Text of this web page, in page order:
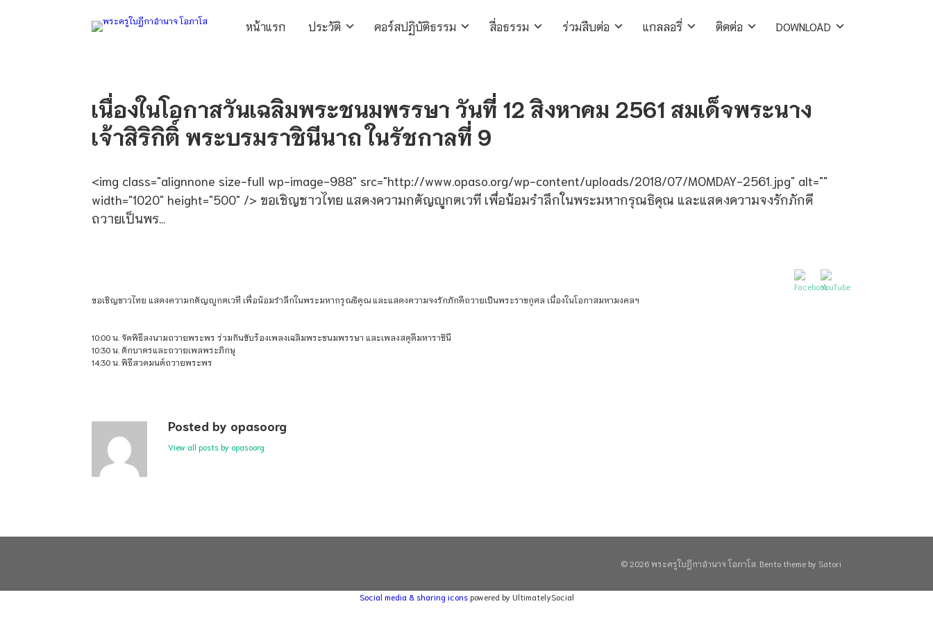
หน้าแรก ประวัติ คอร์สปฏิบัติธรรม สื่อธรรม ร่วมสืบต่อ แกลลอรี่ ติดต่อ DOWNLOAD
เนื่องในโอกาสวันเฉลิมพระชนมพรรษา วันที่ 12 สิงหาคม 2561 สมเด็จพระนาง
เจ้าสิริกิติ์ พระบรมราชินีนาถ ในรัชกาลที่ 9
<img class="alignnone size-full wp-image-988" src="http://www.opaso.org/wp-content/uploads/2018/07/MOMDAY-2561.jpg" alt=""
width="1020" height="500" /> ขอเชิญชาวไทย แสดงความกตัญญูกตเวที เพื่อน้อมรำลึกในพระมหากรุณธิคุณ และแสดงความจงรักภักดี
ถวายเป็นพร...
ขอเชิญชาวไทย แสดงความกตัญญูกตเวที เพื่อน้อมรำลึกในพระมหากรุณธิคุณ และแสดงความจงรักภักดีถวายเป็นพระราชกุศล เนื่องในโอกาสมหามงคลฯ
10:00 น. จัดพิธีลงนามถวายพระพร ร่วมกันขับร้องเพลงเฉลิมพระชนมพรรษา และเพลงสดุดีมหาราชินี
10:30 น. ตักบาตรและถวายเพลพระภิกษุ
14:30 น. พิธีสวดมนต์ถวายพระพร
Posted by opasoorg
View all posts by opasoorg
© 2026 พระครูใบฎีกาอำนาจ โอภาโส. Bento theme by Satori
Social media & sharing icons powered by UltimatelySocial